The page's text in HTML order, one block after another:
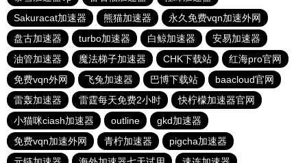
Sakuracat加速器
熊猫加速器
永久免费vqn加速外网
盘古加速器
turbo加速器 白鲸加速器
安易加速器
油管加速器
魔法梯子加速器 CHK下载站
红海pro官网
免费vqn外网
飞兔加速器 巴博下载站
baacloud官网
雷轰加速器
雷霆每天免费2小时
快柠檬加速器官网
小猫咪ciash加速器
outline
gkd加速器
免费vqn加速外网
青柠加速器
pigcha加速器